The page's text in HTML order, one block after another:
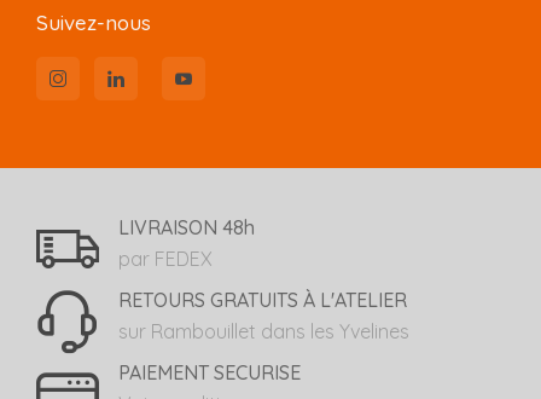
Suivez-nous
LIVRAISON 48h
par FEDEX
RETOURS GRATUITS À L'ATELIER
sur Rambouillet dans les Yvelines
PAIEMENT SECURISE